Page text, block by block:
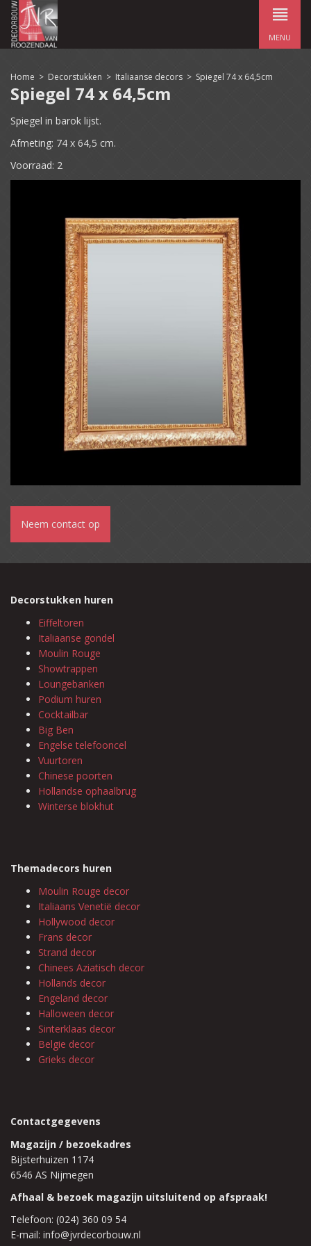
MENU
Home > Decorstukken > Italiaanse decors > Spiegel 74 x 64,5cm
Spiegel 74 x 64,5cm
Spiegel in barok lijst.
Afmeting: 74 x 64,5 cm.
Voorraad: 2
Neem contact op
Decorstukken huren
Eiffeltoren
Italiaanse gondel
Moulin Rouge
Showtrappen
Loungebanken
Podium huren
Cocktailbar
Big Ben
Engelse telefooncel
Vuurtoren
Chinese poorten
Hollandse ophaalbrug
Winterse blokhut
Themadecors huren
Moulin Rouge decor
Italiaans Venetië decor
Hollywood decor
Frans decor
Strand decor
Chinees Aziatisch decor
Hollands decor
Engeland decor
Halloween decor
Sinterklaas decor
Belgie decor
Grieks decor
Contactgegevens
Magazijn / bezoekadres
Bijsterhuizen 1174
6546 AS Nijmegen
Afhaal & bezoek magazijn uitsluitend op afspraak!
Telefoon: (024) 360 09 54
E-mail: info@jvrdecorbouw.nl